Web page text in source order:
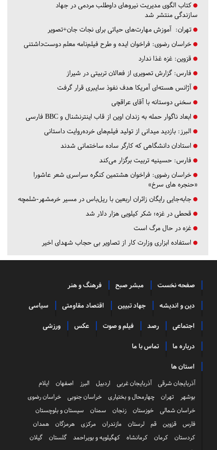
کتاب الگوی مدیریت نیروهای داوطلب مردمی در جهاد
سازندگی منتشر شد
تهران: آموزش مهارت‌های حیاتی برای نجات جان+تصویر
خراسان رضوی: فراخوان ایده و طرح فیلم‌نامه معلم دوست‌داشتنی
قزوین: غزه غذا ندارد
فارس: گزارش تصویری از فعالان تربیتی در شیراز
آژانس هسته‌ای آمریکا هدف نفوذ سایبری قرار گرفت
سخنی دوستانه با آقای عراقچی
ابعاد ناگوار حمله به زندان اوین از قاب اینترنشنال و BBC فارسی
البرز: بازدید میدانی از تولید فیلم‌های خرده‌روایت داستانی
استادان دانشگاهی که کارگر ساده ساختمانی شدند
فارس: حسینیه تربیت برگزار می‌کند
خراسان رضوی: فراخوان هشتمین کنگره سراسری شعر عاشورا
«حنجره های سرخ»
جابه‌جایی رایگان زائران اربعین با ریل‌باس در مسیر خرمشهر-شلمچه
قحطی در غزه؛ شکر کیلویی هزار دلار شد
غزه در حال مرگ است
استفاده ابزاری وزارت کار از تصاویر بی حجاب شهدای اخیر
صفحه نخست مبشر صبح فرهنگ و هنر
دین و اندیشه جهاد تبیین اقتصاد مقاومتی سیاسی
اجتماعی رصد فیلم و صوت عکس ورزشی
درباره ما تماس با ما
استان ها
آذربایجان شرقی آذربایجان غربی اردبیل البرز اصفهان
ایلام
بوشهر
تهران چهارمحال و بختیاری خراسان جنوبی
خراسان رضوی
خراسان شمالی
خوزستان زنجان سمنان
سیستان و بلوچستان
فارس
قزوین قم لرستان مازندران مرکزی هرمزگان
همدان
کردستان
کرمان کرمانشاه کهگیلویه و بویراحمد گلستان
گیلان